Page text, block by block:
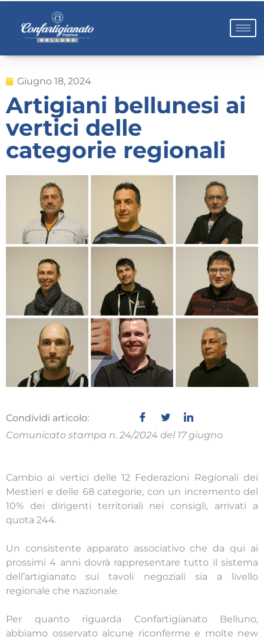
Giugno 18, 2024
Artigiani bellunesi ai
vertici delle
categorie regionali
Condividi articolo:
Comunicato stampa n. 24/2024 del 17 giugno
Cambio ai vertici delle 12 Federazioni Regionali dei
Mestieri e delle 68 categorie, con un incremento del
10% dei dirigenti territoriali nei consigli, arrivati a
quota 244.
Un consistente apparato associativo che da qui ai
prossimi 4 anni dovrà rappresentare tutto il sistema
dell’artigianato sui tavoli negoziali sia a livello
regionale che nazionale.
Per quanto riguarda Confartigianato Belluno,
abbiamo osservato alcune riconferme e molte new